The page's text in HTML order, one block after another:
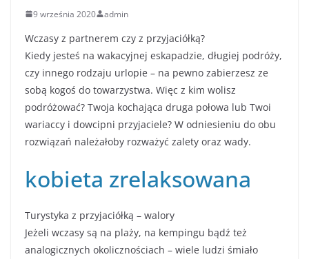
9 września 2020 admin
Wczasy z partnerem czy z przyjaciółką?
Kiedy jesteś na wakacyjnej eskapadzie, długiej podróży,
czy innego rodzaju urlopie – na pewno zabierzesz ze
sobą kogoś do towarzystwa. Więc z kim wolisz
podróżować? Twoja kochająca druga połowa lub Twoi
wariaccy i dowcipni przyjaciele? W odniesieniu do obu
rozwiązań należałoby rozważyć zalety oraz wady.
kobieta zrelaksowana
Turystyka z przyjaciółką – walory
Jeżeli wczasy są na plaży, na kempingu bądź też
analogicznych okolicznościach – wiele ludzi śmiało